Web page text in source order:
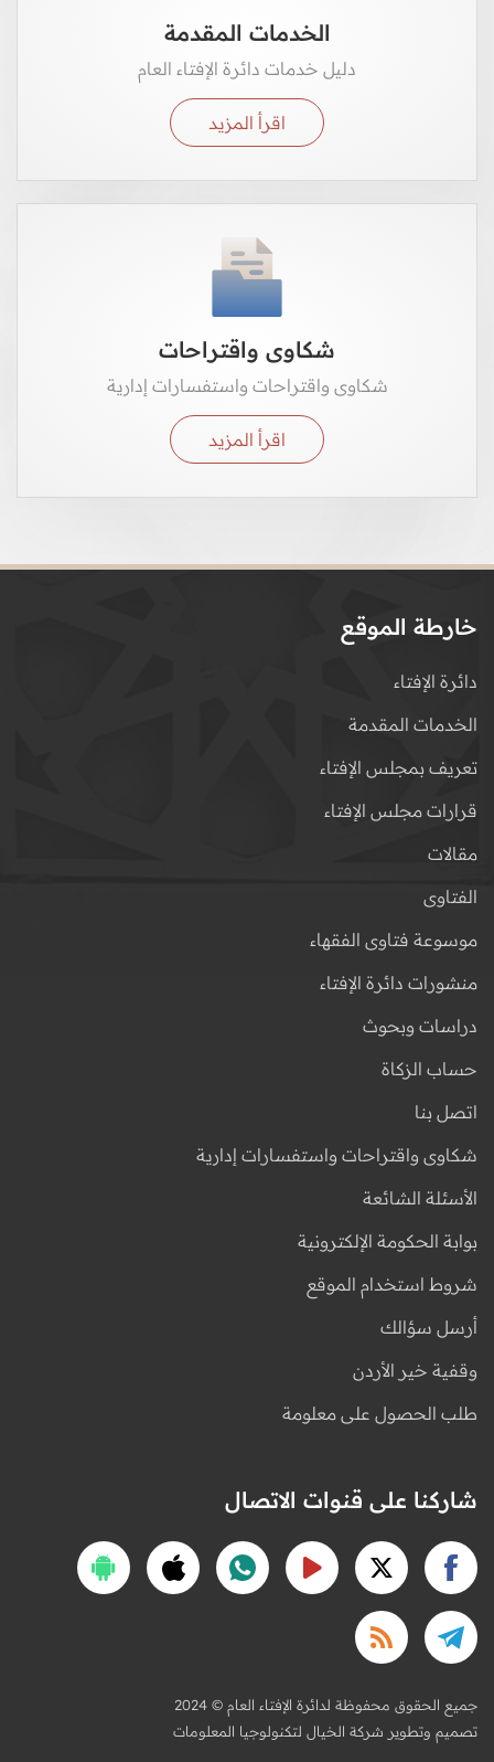
الخدمات المقدمة
دليل خدمات دائرة الإفتاء العام
اقرأ المزيد
شكاوى واقتراحات
شكاوى واقتراحات واستفسارات إدارية
اقرأ المزيد
خارطة الموقع
دائرة الإفتاء
الخدمات المقدمة
تعريف بمجلس الإفتاء
قرارات مجلس الإفتاء
مقالات
الفتاوى
موسوعة فتاوى الفقهاء
منشورات دائرة الإفتاء
دراسات وبحوث
حساب الزكاة
اتصل بنا
شكاوى واقتراحات واستفسارات إدارية
الأسئلة الشائعة
بوابة الحكومة الإلكترونية
شروط استخدام الموقع
أرسل سؤالك
وقفية خير الأردن
طلب الحصول على معلومة
شاركنا على قنوات الاتصال
2024 © جميع الحقوق محفوظة لدائرة الإفتاء العام
تصميم وتطوير شركة الخيال لتكنولوجيا المعلومات